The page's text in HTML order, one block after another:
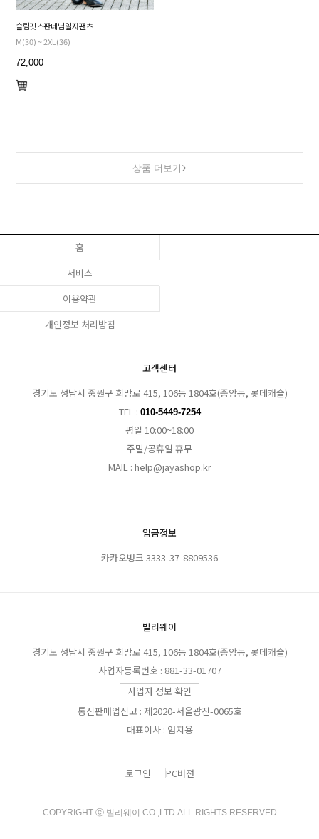
슬림핏 스판 데님 일자 팬츠
M(30) ~ 2XL(36)
72,000
상품 더보기
홈
서비스
이용약관
개인정보 처리방침
고객센터
경기도 성남시 중원구 희망로 415, 106동 1804호(중앙동, 롯데캐슬)
TEL : 010-5449-7254
평일 10:00~18:00
주말/공휴일 휴무
MAIL : help@jayashop.kr
입금정보
카카오뱅크 3333-37-8809536
빌리웨이
경기도 성남시 중원구 희망로 415, 106동 1804호(중앙동, 롯데캐슬)
사업자등록번호 : 881-33-01707
사업자 정보 확인
통신판매업신고 : 제2020-서울광진-0065호
대표이사 : 엄지용
로그인 PC버젼
COPYRIGHT ⓒ 빌리웨이 CO.,LTD.ALL RIGHTS RESERVED